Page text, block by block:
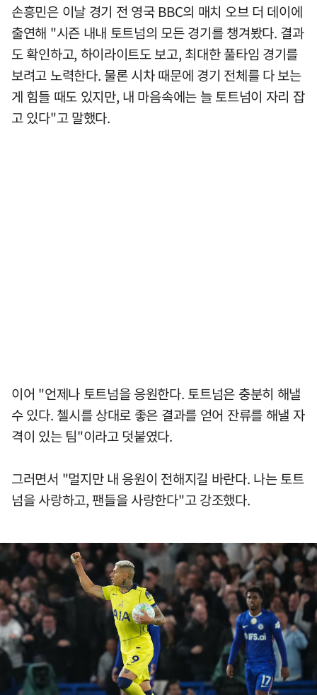
손흥민은 이날 경기 전 영국 BBC의 매치 오브 더 데이에
출연해 "시즌 내내 토트넘의 모든 경기를 챙겨봤다. 결과
도 확인하고, 하이라이트도 보고, 최대한 풀타임 경기를
보려고 노력한다. 물론 시차 때문에 경기 전체를 다 보는
게 힘들 때도 있지만, 내 마음속에는 늘 토트넘이 자리 잡
고 있다"고 말했다.
이어 "언제나 토트넘을 응원한다. 토트넘은 충분히 해낼
수 있다. 첼시를 상대로 좋은 결과를 얻어 잔류를 해낼 자
격이 있는 팀"이라고 덧붙였다.
그러면서 "멀지만 내 응원이 전해지길 바란다. 나는 토트
넘을 사랑하고, 팬들을 사랑한다"고 강조했다.